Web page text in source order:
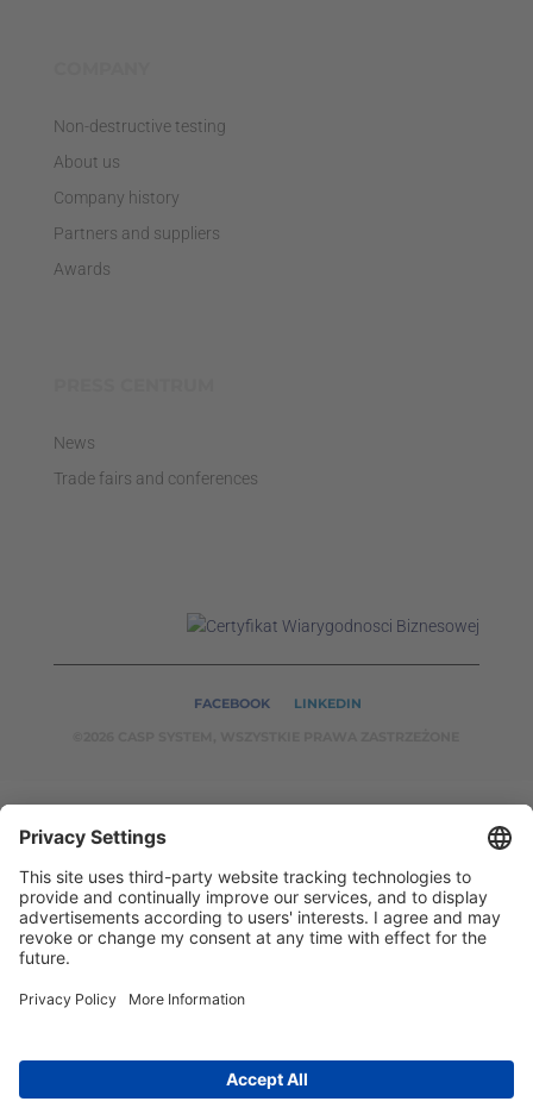
Non-destructive testing
About us
Company history
Partners and suppliers
Awards
News
Trade fairs and conferences
FACEBOOK
LINKEDIN
ENDT.PL
BINAR24.PL EH24.PL
CASP System – Your Partner in Non-Destructive Testing
2002 - 2026 © CopyrightCASP System/Privacy policy/
Disclaimer/Contact